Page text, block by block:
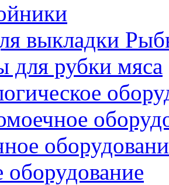
выкладки
для рубки мяса
оборудование